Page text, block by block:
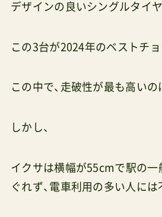
デザインの良いシングルタイ
この3台が2024年のベストチ
この中で、走破性が最も高いの
しかし、
イクサは横幅が55cmで駅の一
ぐれず、電車利用の多い人には